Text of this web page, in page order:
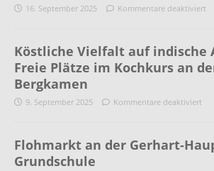
16. September 2025 Kommentare deaktiviert
Köstliche Vielfalt auf indische
Freie Plätze im Kochkurs an
Bergkamen
9. September 2025 Kommentare deaktiviert
Flohmarkt an der Gerhart-
Grundschule